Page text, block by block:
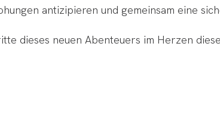
antizipieren und gemeinsam eine
dieses neuen Abenteuers im Herzen